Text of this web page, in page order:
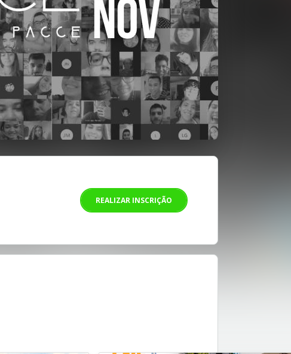
REALIZAR INSCRIÇÃO